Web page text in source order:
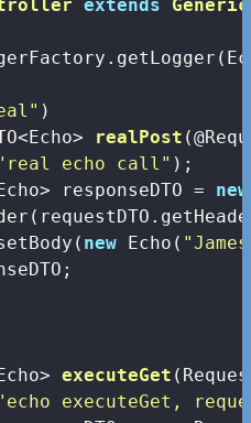
extends
)
realPost
echo call" );
responseDTO =
new
new Echo(
executeGet
executeGet,